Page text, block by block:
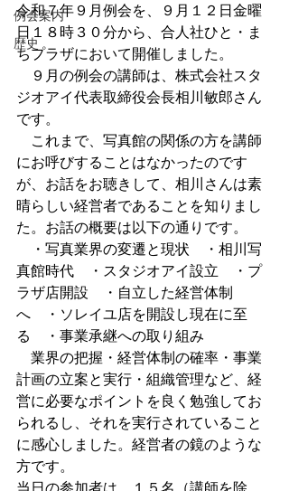
例会案内
歴史
令和７年９月例会を、９月１２日金曜
日１８時３０分から、合人社ひと・ま
ちプラザにおいて開催しました。
９月の例会の講師は、株式会社スタ
ジオアイ代表取締役会長相川敏郎さん
です。
これまで、写真館の関係の方を講師
にお呼びすることはなかったのです
が、お話をお聴きして、相川さんは素
晴らしい経営者であることを知りまし
た。お話の概要は以下の通りです。
・写真業界の変遷と現状　・相川写
真館時代　・スタジオアイ設立　・プ
ラザ店開設　・自立した経営体制
へ　・ソレイユ店を開設し現在に至
る　・事業承継への取り組み
業界の把握・経営体制の確率・事業
計画の立案と実行・組織管理など、経
営に必要なポイントを良く勉強してお
られるし、それを実行されていること
に感心しました。経営者の鏡のような
方です。